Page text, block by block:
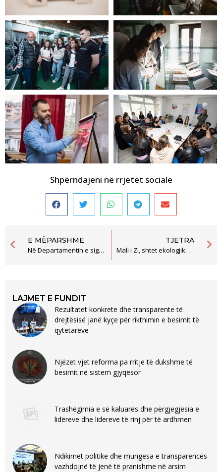
Shpërndajeni në rrjetet sociale
E MËPARSHME
Në Departamentin e sigurisë në Bijelo Polje po shkelen rëndë të drejtat themelore të njeriut
TJETRA
Mali i Zi, shtet ekologjik: Vite të ndërgjegjes së (pa)ndryshuar
LAJMET E FUNDIT
Rezultatet konkrete dhe transparente të
drejtësisë janë kyçe për rikthimin e besimit të
qytetarëve
Njëzet vjet reforma pa rritje të dukshme të
besimit në sistem gjyqësor
Trashëgimia e së kaluarës dhe përgjegjësia e
lidëreve dhe lidereve të rinj për të ardhmen
Ndikimet politike dhe mungesa e transparencës
vazhdojnë të jenë të pranishme në arsim